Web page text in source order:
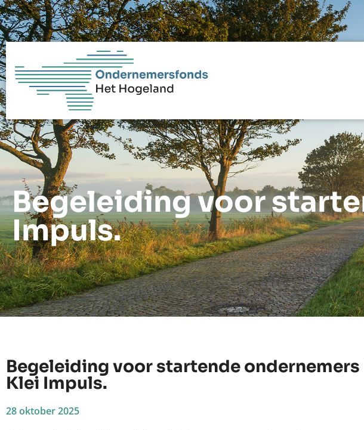
Begeleiding voor
Impuls.
Begeleiding voor startende
Klei Impuls.
28 oktober 2025